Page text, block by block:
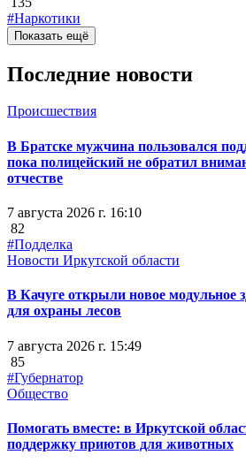
#Наркотики
Показать ещё
Последние новости
Происшествия
В Братске мужчина пользовался
пока полицейский не обратил
отчестве
7 августа 2026 г. 16:10
82
#Подделка
Новости Иркутской области
В Качуге открыли новое модульное
для охраны лесов
7 августа 2026 г. 15:49
85
#Губернатор
Общество
Помогать вместе: в Иркутской
поддержку приютов для животных